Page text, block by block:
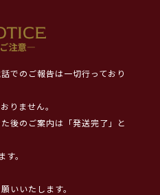
でのご報告は一切行っており
りません。
後のご案内は「発送完了」と
す。
いいたします。